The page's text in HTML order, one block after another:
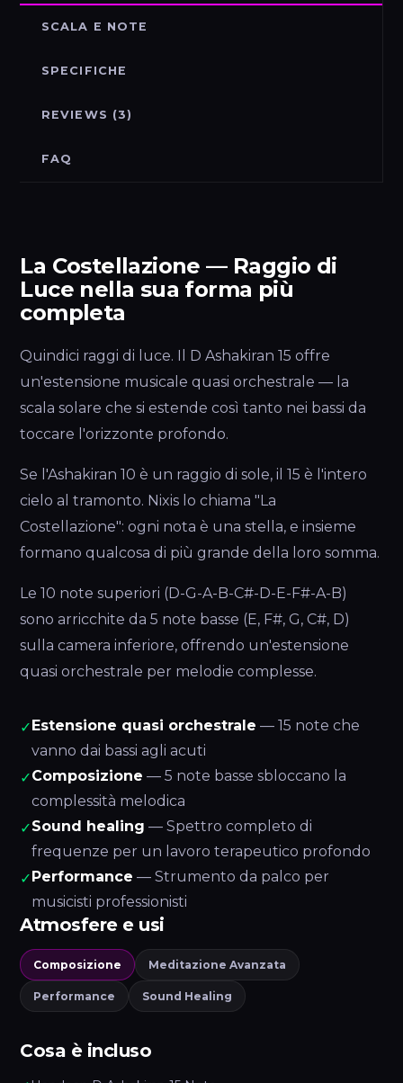
SCALA E NOTE
SPECIFICHE
REVIEWS (3)
FAQ
La Costellazione — Raggio di
Luce nella sua forma più
completa
Quindici raggi di luce. Il D Ashakiran 15 offre
un'estensione musicale quasi orchestrale — la
scala solare che si estende così tanto nei bassi da
toccare l'orizzonte profondo.
Se l'Ashakiran 10 è un raggio di sole, il 15 è l'intero
cielo al tramonto. Nixis lo chiama "La
Costellazione": ogni nota è una stella, e insieme
formano qualcosa di più grande della loro somma.
Le 10 note superiori (D-G-A-B-C#-D-E-F#-A-B)
sono arricchite da 5 note basse (E, F#, G, C#, D)
sulla camera inferiore, offrendo un'estensione
quasi orchestrale per melodie complesse.
✓ Estensione quasi orchestrale — 15 note che
vanno dai bassi agli acuti
✓Composizione — 5 note basse sbloccano la
complessità melodica
✓Sound healing — Spettro completo di
frequenze per un lavoro terapeutico profondo
✓ Performance — Strumento da palco per
musicisti professionisti
Atmosfere e usi
Composizione Meditazione Avanzata
Performance Sound Healing
Cosa è incluso